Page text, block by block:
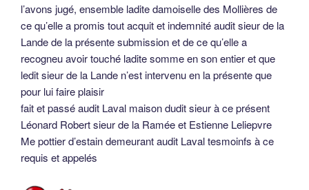
l’avons jugé, ensemble ladite damoiselle des Mollières de
ce qu’elle a promis tout acquit et indemnité audit sieur de la
Lande de la présente submission et de ce qu’elle a
recogneu avoir touché ladite somme en son entier et que
ledit sieur de la Lande n’est intervenu en la présente que
pour lui faire plaisir
fait et passé audit Laval maison dudit sieur à ce présent
Léonard Robert sieur de la Ramée et Estienne Leliepvre
Me pottier d’estain demeurant audit Laval tesmoinfs à ce
requis et appelés